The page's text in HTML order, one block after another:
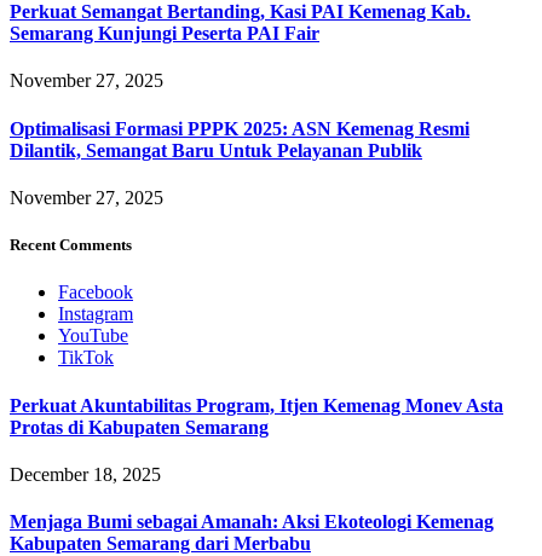
Perkuat Semangat Bertanding, Kasi PAI Kemenag Kab.
Semarang Kunjungi Peserta PAI Fair
November 27, 2025
Optimalisasi Formasi PPPK 2025: ASN Kemenag Resmi
Dilantik, Semangat Baru Untuk Pelayanan Publik
November 27, 2025
Recent Comments
Facebook
Instagram
YouTube
TikTok
Perkuat Akuntabilitas Program, Itjen Kemenag Monev Asta
Protas di Kabupaten Semarang
December 18, 2025
Menjaga Bumi sebagai Amanah: Aksi Ekoteologi Kemenag
Kabupaten Semarang dari Merbabu